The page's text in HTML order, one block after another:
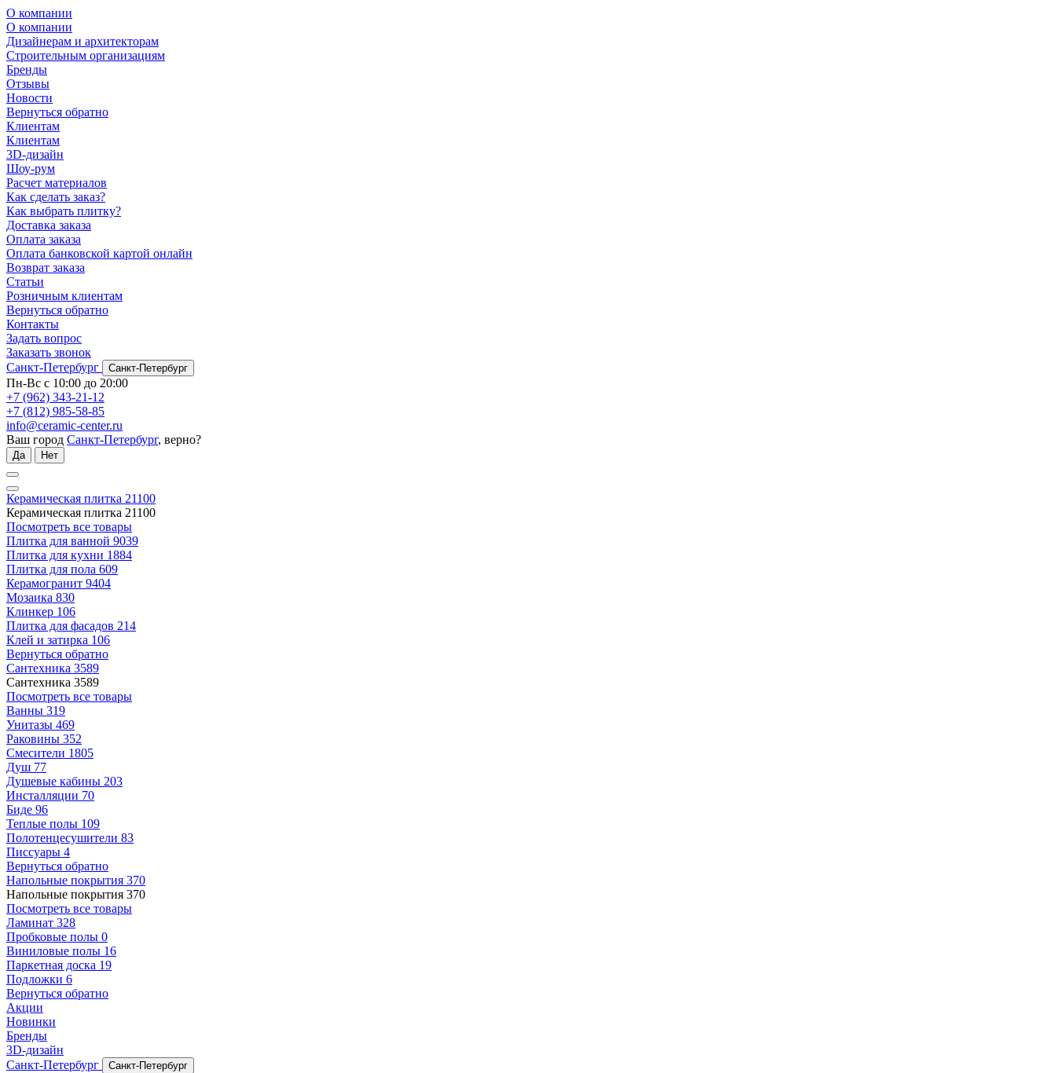
О компании
О компании
Дизайнерам и архитекторам
Строительным организациям
Бренды
Отзывы
Новости
Вернуться обратно
Клиентам
Клиентам
3D-дизайн
Шоу-рум
Расчет материалов
Как сделать заказ?
Как выбрать плитку?
Доставка заказа
Оплата заказа
Оплата банковской картой онлайн
Возврат заказа
Статьи
Розничным клиентам
Вернуться обратно
Контакты
Задать вопрос
Заказать звонок
Санкт-Петербург
Санкт-Петербург
Пн-Вс с 10:00 до 20:00
+7 (962) 343-21-12
+7 (812) 985-58-85
info@ceramic-center.ru
Ваш город Санкт-Петербург, верно?
Да Нет
Керамическая плитка 21100
Керамическая плитка 21100
Посмотреть все товары
Плитка для ванной 9039
Плитка для кухни 1884
Плитка для пола 609
Керамогранит 9404
Мозаика 830
Клинкер 106
Плитка для фасадов 214
Клей и затирка 106
Вернуться обратно
Сантехника 3589
Сантехника 3589
Посмотреть все товары
Ванны 319
Унитазы 469
Раковины 352
Смесители 1805
Душ 77
Душевые кабины 203
Инсталляции 70
Биде 96
Теплые полы 109
Полотенцесушители 83
Писсуары 4
Вернуться обратно
Напольные покрытия 370
Напольные покрытия 370
Посмотреть все товары
Ламинат 328
Пробковые полы 0
Виниловые полы 16
Паркетная доска 19
Подложки 6
Вернуться обратно
Акции
Новинки
Бренды
3D-дизайн
Санкт-Петербург
Санкт-Петербург